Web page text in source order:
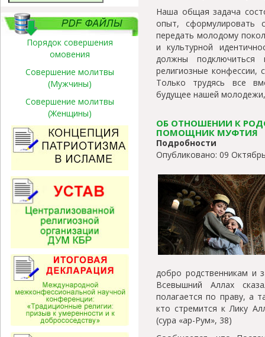
Порядок совершения
омовения
Совершение молитвы
(Мужчины)
Совершение молитвы
(Женщины)
Наша общая задача
опыт, сформулировать
передать молодому
и культурной
должны
религиозные конфессии,
Только трудясь все
будущее нашей
ОБ ОТНОШЕНИИ К
ПОМОЩНИК МУФТИЯ
Подробности
Опубликовано: 09
добро родственникам и
Всевышний Аллах
полагается по праву, а
кто стремится к Лику
(сура «ар-Рум», 38)